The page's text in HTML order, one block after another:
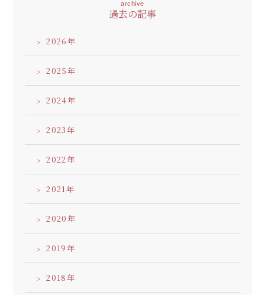
archive
過去の記事
2026
2025
2024
2023
2022
2021
2020
2019
2018